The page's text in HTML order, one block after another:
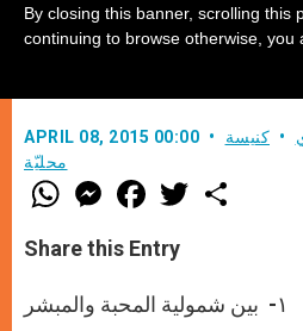
APRIL 08, 2015 00:00
كنيسة
محليّة
W
h
t
s
p
p
M
e
s
e
g
e
F
a
e
b
o
k
w
Share this Entry
١- بين شمولية المحبة والمبشر
By closing this banner, scrolling this
continuing to browse otherwise, you